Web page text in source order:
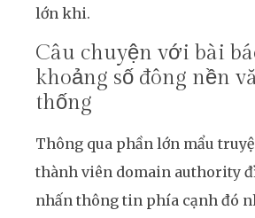
lớn khi.
Câu chuyện với bài
khoảng số đông nền
thống
Thông qua phần lớn mẩu
thành viên domain authority
nhấn thông tin phía cạnh đó